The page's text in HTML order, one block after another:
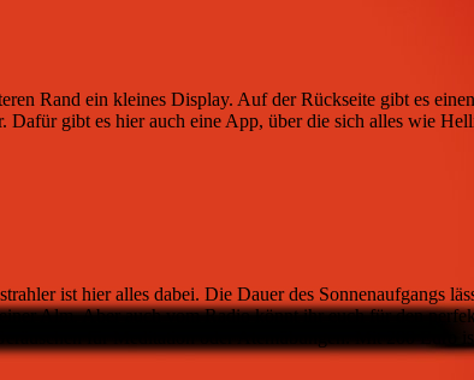
Rand ein kleines Display. Auf der Rückseite gibt es
gibt es hier auch eine App, über die sich alles wie
ist hier alles dabei. Die Dauer des Sonnenaufgangs
Alm. Aber auch vom Radio könnt ihr euch für den
für Meditation oder Atemübungen. Mit 200 Euro